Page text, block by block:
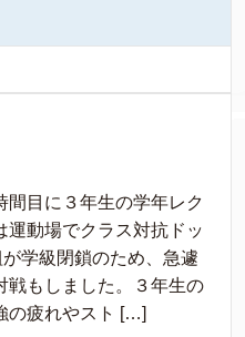
間目に３年生の学年レク
運動場でクラス対抗ドッ
学級閉鎖のため、急遽
戦もしました。３年生の
の疲れやスト […]